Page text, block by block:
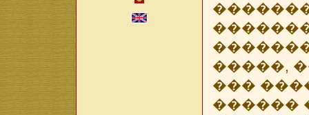
�����,
���
������